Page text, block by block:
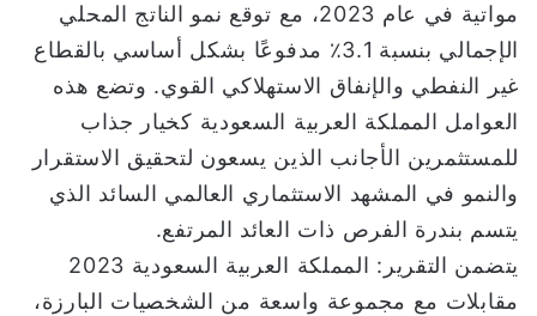
مواتية في عام 2023، مع توقع نمو الناتج المحلي
الإجمالي بنسبة 3.1٪ مدفوعًا بشكل أساسي بالقطاع
غير النفطي والإنفاق الاستهلاكي القوي. وتضع هذه
العوامل المملكة العربية السعودية كخيار جذاب
للمستثمرين الأجانب الذين يسعون لتحقيق الاستقرار
والنمو في المشهد الاستثماري العالمي السائد الذي
يتسم بندرة الفرص ذات العائد المرتفع.
يتضمن التقرير: المملكة العربية السعودية 2023
مقابلات مع مجموعة واسعة من الشخصيات البارزة،